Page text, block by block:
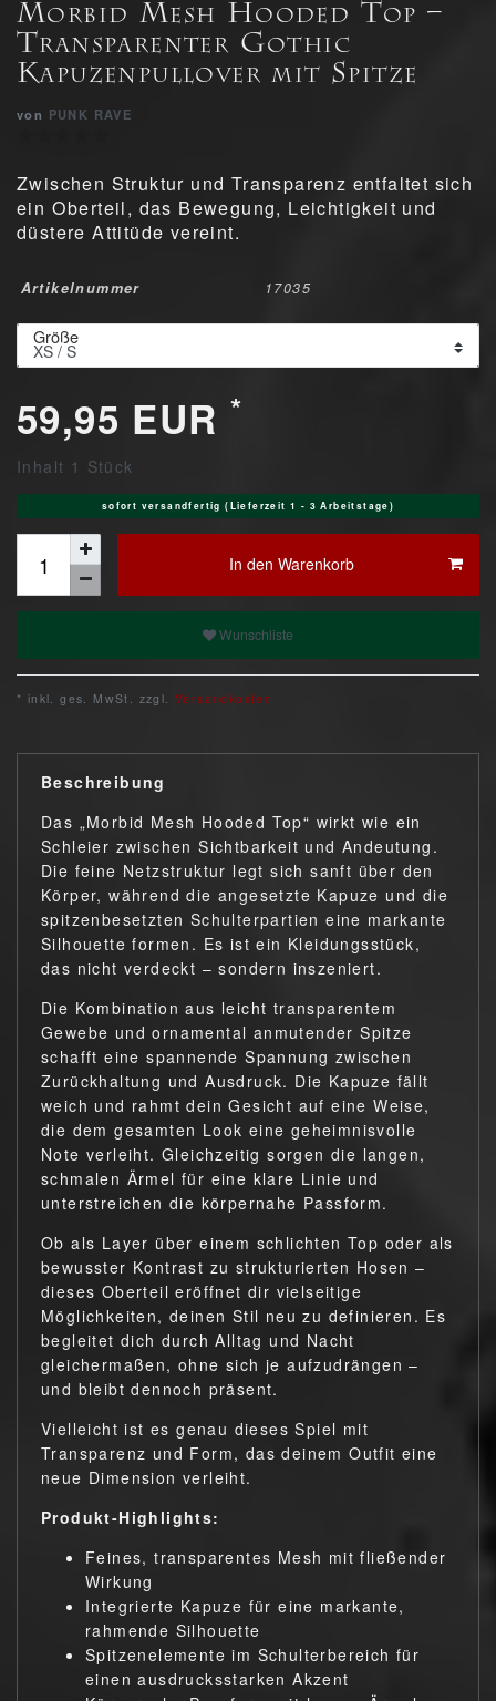
Morbid Mesh Hooded Top –
Transparenter Gothic
Kapuzenpullover mit Spitze
von PUNK RAVE
Zwischen Struktur und Transparenz entfaltet sich
ein Oberteil, das Bewegung, Leichtigkeit und
düstere Attitüde vereint.
Artikelnummer 17035
Größe
59,95 EUR *
Inhalt 1 Stück
sofort versandfertig (Lieferzeit 1 - 3 Arbeitstage)
In den Warenkorb
Wunschliste
* inkl. ges. MwSt. zzgl. Versandkosten
Beschreibung
Das „Morbid Mesh Hooded Top“ wirkt wie ein
Schleier zwischen Sichtbarkeit und Andeutung.
Die feine Netzstruktur legt sich sanft über den
Körper, während die angesetzte Kapuze und die
spitzenbesetzten Schulterpartien eine markante
Silhouette formen. Es ist ein Kleidungsstück,
das nicht verdeckt – sondern inszeniert.
Die Kombination aus leicht transparentem
Gewebe und ornamental anmutender Spitze
schafft eine spannende Spannung zwischen
Zurückhaltung und Ausdruck. Die Kapuze fällt
weich und rahmt dein Gesicht auf eine Weise,
die dem gesamten Look eine geheimnisvolle
Note verleiht. Gleichzeitig sorgen die langen,
schmalen Ärmel für eine klare Linie und
unterstreichen die körpernahe Passform.
Ob als Layer über einem schlichten Top oder als
bewusster Kontrast zu strukturierten Hosen –
dieses Oberteil eröffnet dir vielseitige
Möglichkeiten, deinen Stil neu zu definieren. Es
begleitet dich durch Alltag und Nacht
gleichermaßen, ohne sich je aufzudrängen –
und bleibt dennoch präsent.
Vielleicht ist es genau dieses Spiel mit
Transparenz und Form, das deinem Outfit eine
neue Dimension verleiht.
Produkt-Highlights:
Feines, transparentes Mesh mit fließender
Wirkung
Integrierte Kapuze für eine markante,
rahmende Silhouette
Spitzenelemente im Schulterbereich für
einen ausdrucksstarken Akzent